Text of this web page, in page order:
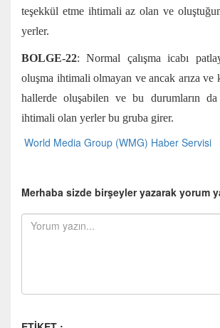
teşekkül etme ihtimali az olan ve
yerler.
BOLGE-22: Normal çalışma icabı
oluşma ihtimali olmayan ve ancak arıza ve
hallerde oluşabilen ve bu durumların
ihtimali olan yerler bu gruba girer.
World Media Group (WMG) Haber Servisi
Merhaba sizde birşeyler yazarak yorum